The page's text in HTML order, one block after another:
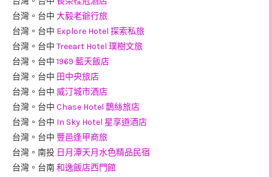
台灣。台中 大毅老爺行旅
台灣。台中 Explore Hotel 探索私旅
台灣。台中 Treeart Hotel 璞樹文旅
台灣。台中 1969 藍天飯店
台灣。台中 田中央旅店
台灣。台中 威汀城市酒店
台灣。台中 Chase Hotel 鵲絲旅店
台灣。台中 In Sky Hotel 星享道酒店
台灣。台中 豐邑逢甲商旅
台灣。南投 日月潭天月水色精品民宿
台灣。台南和逸飯店西門館